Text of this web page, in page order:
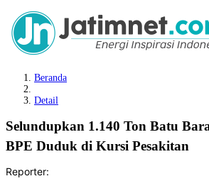
Beranda
Detail
Selundupkan 1.140 Ton Batu
BPE Duduk di Kursi Pesakitan
Reporter: